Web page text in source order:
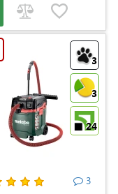
3
3
24
3